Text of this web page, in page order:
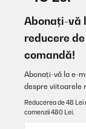
Abonați-vă
reducere
comandă!
Abonați-vă la e-
despre viitoarele
Reducerea de 48
comenzii 480 Lei.